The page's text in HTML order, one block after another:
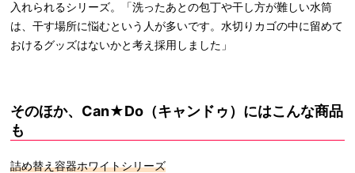
入れられるシリーズ。「洗ったあとの包丁や干し方が難しい水筒
は、干す場所に悩むという人が多いです。水切りカゴの中に留めて
おけるグッズはないかと考え採用しました」
そのほか、Can★Do（キャンドゥ）にはこんな商品
も
詰め替え容器ホワイトシリーズ